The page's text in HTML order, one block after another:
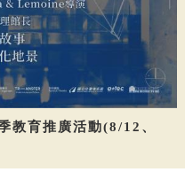
教育推廣活動(8/12、